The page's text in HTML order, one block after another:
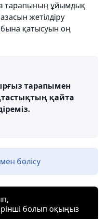
тарапының ұйымдық
жетілдіру
қатысуын оң
тарапымен
қайта
бөлісу
болып оқыңыз